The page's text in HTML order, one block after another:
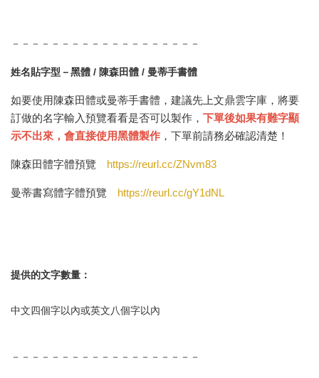
－－－－－－－－－－－－－－－－－－－
姓名貼字型－黑體 / 陳森田體 / 曼蒂手書體
如要使用陳森田體或曼蒂手書體，建議先上文鼎雲字庫，將要
訂做的名字輸入預覽看看是否可以製作， 下單後如果有難字顯
示不出來，會直接使用黑體製作 ，下單前請務必確認清楚！
陳森田體字體預覽 https://reurl.cc/ZNvm83
曼蒂書寫體字體預覽 https://reurl.cc/gY1dNL
提供的文字數量：
中文四個字以內或英文八個字以內
－－－－－－－－－－－－－－－－－－－